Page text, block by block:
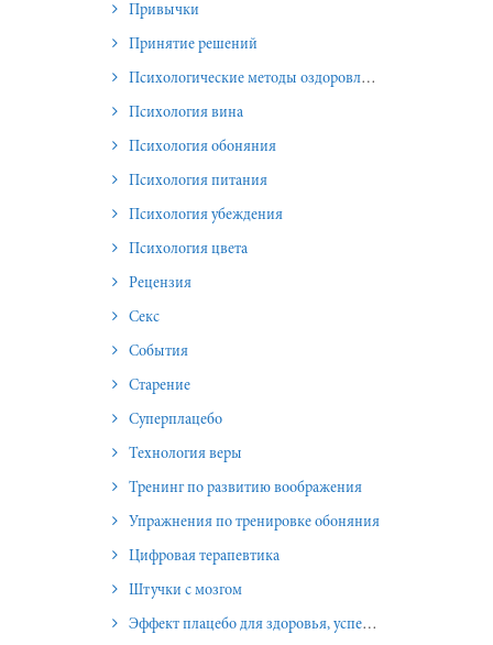
Привычки
Принятие решений
Психологические методы оздоровления и омоложения
Психология вина
Психология обоняния
Психология питания
Психология убеждения
Психология цвета
Рецензия
Секс
События
Старение
Суперплацебо
Технология веры
Тренинг по развитию воображения
Упражнения по тренировке обоняния
Цифровая терапевтика
Штучки с мозгом
Эффект плацебо для здоровья, успеха и отношений